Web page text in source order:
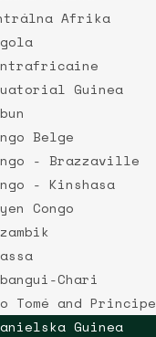
Afrika
Guinea
Belge
- Brazzaville
- Kinshasa
Congo
Chari
Tomé and Principe
Guinea